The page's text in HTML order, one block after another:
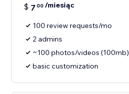
$ 7 00 /miesiąc
100 review requests/mo
2 admins
~100 photos/videos (100mb)
basic customization